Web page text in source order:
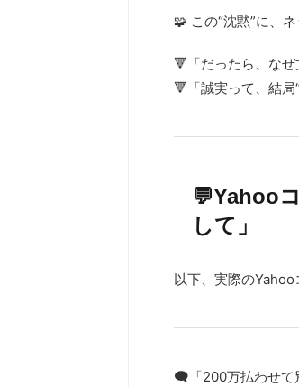
🧩 この“沈黙”に、
🔻「だったら、なぜ
🔻「誠実って、結局
💬Yahoo
して」
以下、実際のYahoo
🗨️「200万払わせて